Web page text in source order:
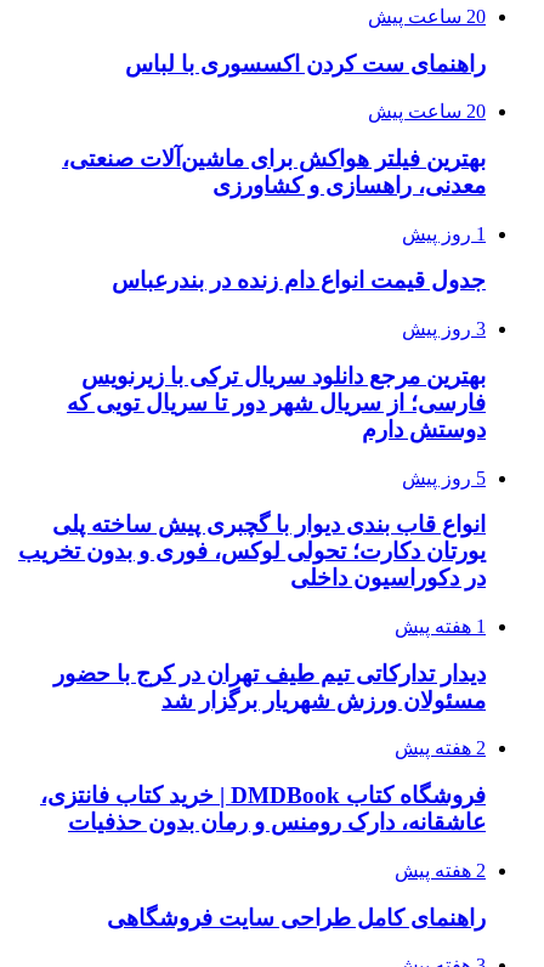
20 ساعت پیش
راهنمای ست کردن اکسسوری با لباس
20 ساعت پیش
بهترین فیلتر هواکش برای ماشین‌آلات صنعتی،
معدنی، راهسازی و کشاورزی
1 روز پیش
جدول قیمت انواع دام زنده در بندرعباس
3 روز پیش
بهترین مرجع دانلود سریال ترکی با زیرنویس
فارسی؛ از سریال شهر دور تا سریال تویی که
دوستش دارم
5 روز پیش
انواع قاب بندی دیوار با گچبری پیش ساخته پلی
یورتان دکارت؛ تحولی لوکس، فوری و بدون تخریب
در دکوراسیون داخلی
1 هفته پیش
دیدار تدارکاتی تیم طیف تهران در کرج با حضور
مسئولان ورزش شهریار برگزار شد
2 هفته پیش
فروشگاه کتاب DMDBook | خرید کتاب فانتزی،
عاشقانه، دارک رومنس و رمان بدون حذفیات
2 هفته پیش
راهنمای کامل طراحی سایت فروشگاهی